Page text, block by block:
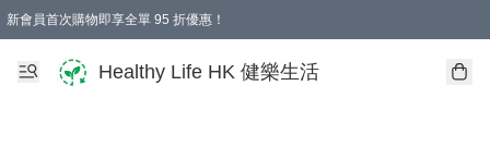
新會員首次購物即享全單 95 折優惠！
Healthy Life HK 健樂生活